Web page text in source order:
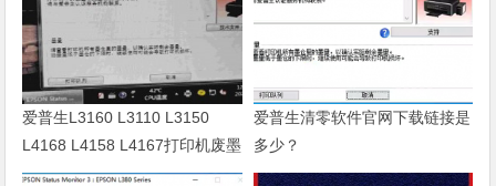
爱普生L3160 L3110 L3150
L4168 L4158 L4167打印机废墨
清零软件
爱普生清零软件官网下载链接是
多少？